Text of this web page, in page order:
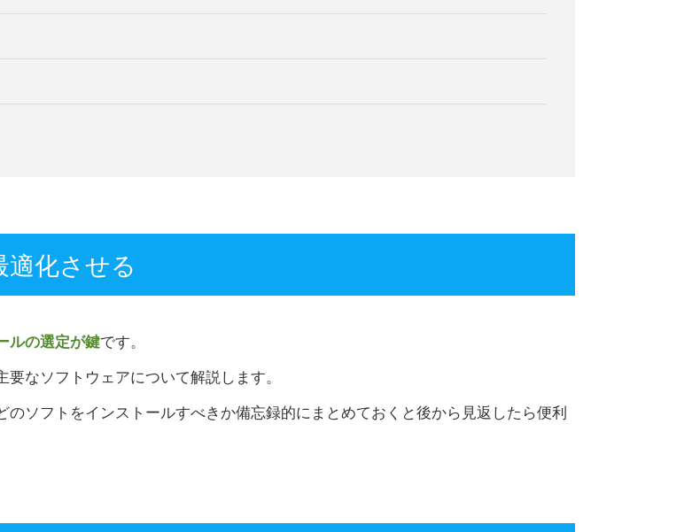
適化させる
ルの選定が鍵です。
なソフトウェアについて解説します。
ソフトをインストールすべきか備忘録的にまとめておくと後から見返したら便利